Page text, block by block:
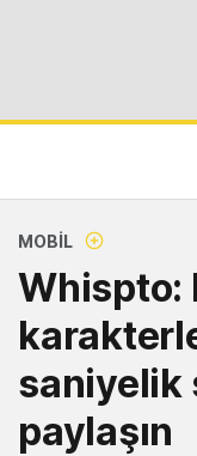
MOBIL
Whispto:
saniyelik
paylaşın